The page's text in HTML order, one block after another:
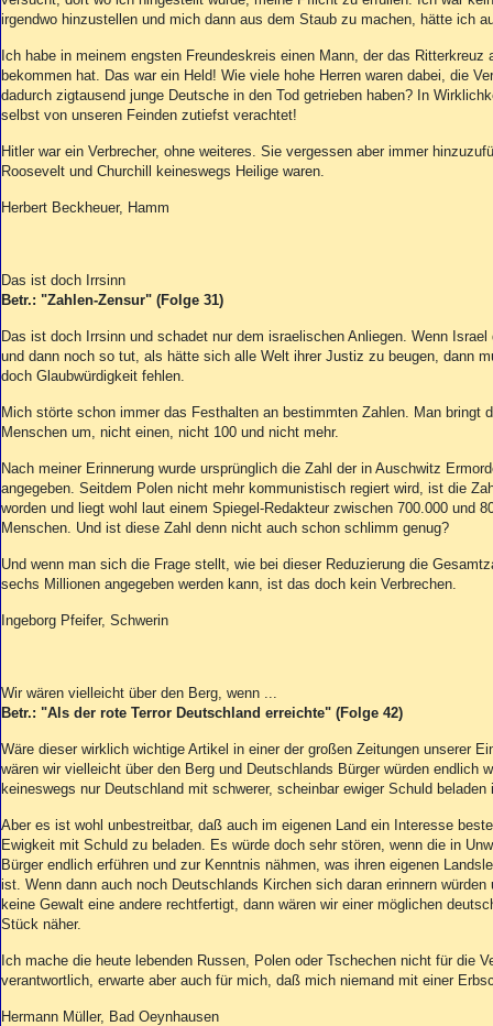
irgendwo hinzustellen und mich dann aus dem Staub zu machen, hätte ich
Ich habe in meinem engsten Freundeskreis einen Mann, der das Ritterkreuz
bekommen hat. Das war ein Held! Wie viele hohe Herren waren dabei, die
dadurch zigtausend junge Deutsche in den Tod getrieben haben? In
selbst von unseren Feinden zutiefst verachtet!
Hitler war ein Verbrecher, ohne weiteres. Sie vergessen aber immer
Roosevelt und Churchill keineswegs Heilige waren.
Herbert Beckheuer, Hamm
Das ist doch Irrsinn
Betr.: "Zahlen-Zensur" (Folge 31)
Das ist doch Irrsinn und schadet nur dem israelischen Anliegen. Wenn
und dann noch so tut, als hätte sich alle Welt ihrer Justiz zu beugen, dann
doch Glaubwürdigkeit fehlen.
Mich störte schon immer das Festhalten an bestimmten Zahlen. Man bringt
Menschen um, nicht einen, nicht 100 und nicht mehr.
Nach meiner Erinnerung wurde ursprünglich die Zahl der in Auschwitz
angegeben. Seitdem Polen nicht mehr kommunistisch regiert wird, ist die
worden und liegt wohl laut einem Spiegel-Redakteur zwischen 700.000 und
Menschen. Und ist diese Zahl denn nicht auch schon schlimm genug?
Und wenn man sich die Frage stellt, wie bei dieser Reduzierung die
sechs Millionen angegeben werden kann, ist das doch kein Verbrechen.
Ingeborg Pfeifer, Schwerin
Wir wären vielleicht über den Berg, wenn ...
Betr.: "Als der rote Terror Deutschland erreichte" (Folge 42)
Wäre dieser wirklich wichtige Artikel in einer der großen Zeitungen unserer
wären wir vielleicht über den Berg und Deutschlands Bürger würden endlich
keineswegs nur Deutschland mit schwerer, scheinbar ewiger Schuld beladen
Aber es ist wohl unbestreitbar, daß auch im eigenen Land ein Interesse
Ewigkeit mit Schuld zu beladen. Es würde doch sehr stören, wenn die in
Bürger endlich erführen und zur Kenntnis nähmen, was ihren eigenen
ist. Wenn dann auch noch Deutschlands Kirchen sich daran erinnern
keine Gewalt eine andere rechtfertigt, dann wären wir einer möglichen
Stück näher.
Ich mache die heute lebenden Russen, Polen oder Tschechen nicht für die
verantwortlich, erwarte aber auch für mich, daß mich niemand mit einer
Hermann Müller, Bad Oeynhausen